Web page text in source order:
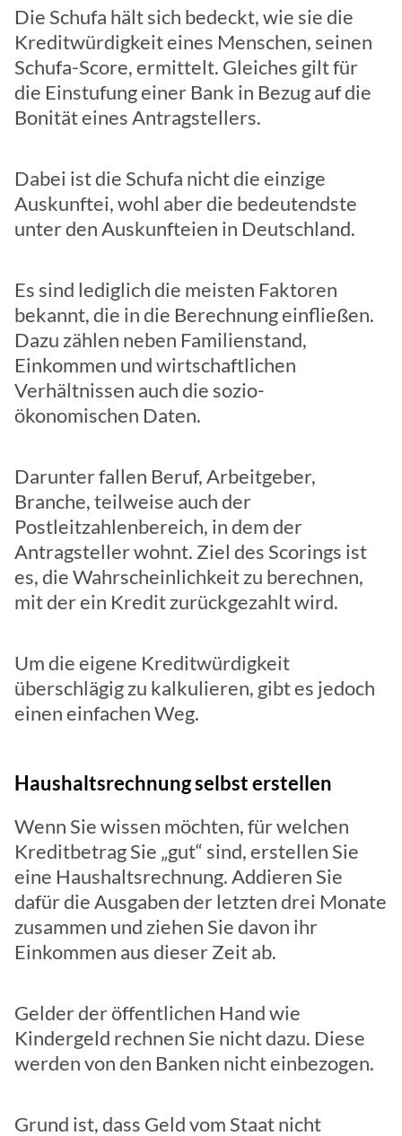
Die Schufa hält sich bedeckt, wie sie die
Kreditwürdigkeit eines Menschen, seinen
Schufa-Score, ermittelt. Gleiches gilt für
die Einstufung einer Bank in Bezug auf die
Bonität eines Antragstellers.
Dabei ist die Schufa nicht die einzige
Auskunftei, wohl aber die bedeutendste
unter den Auskunfteien in Deutschland.
Es sind lediglich die meisten Faktoren
bekannt, die in die Berechnung einfließen.
Dazu zählen neben Familienstand,
Einkommen und wirtschaftlichen
Verhältnissen auch die sozio-
ökonomischen Daten.
Darunter fallen Beruf, Arbeitgeber,
Branche, teilweise auch der
Postleitzahlenbereich, in dem der
Antragsteller wohnt. Ziel des Scorings ist
es, die Wahrscheinlichkeit zu berechnen,
mit der ein Kredit zurückgezahlt wird.
Um die eigene Kreditwürdigkeit
überschlägig zu kalkulieren, gibt es jedoch
einen einfachen Weg.
Haushaltsrechnung selbst erstellen
Wenn Sie wissen möchten, für welchen
Kreditbetrag Sie „gut“ sind, erstellen Sie
eine Haushaltsrechnung. Addieren Sie
dafür die Ausgaben der letzten drei Monate
zusammen und ziehen Sie davon ihr
Einkommen aus dieser Zeit ab.
Gelder der öffentlichen Hand wie
Kindergeld rechnen Sie nicht dazu. Diese
werden von den Banken nicht einbezogen.
Grund ist, dass Geld vom Staat nicht